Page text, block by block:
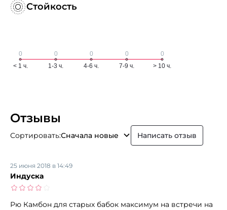
Стойкость
Отзывы
Сортировать:Сначала новые Написать отзыв
Индуска
25 июня 2018 в 14:49
Рю Камбон для старых бабок максимум на встречи на